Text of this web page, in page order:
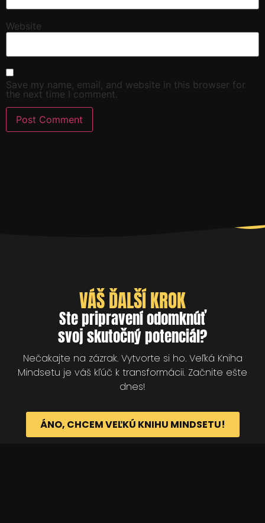
Website
Save my name, email, and website in this browser for
the next time I comment.
VÁŠ ĎALŠÍ KROK
Ste pripravení odomknúť
svoj skutočný potenciál?
Nečakajte na zázrak. Vytvorte si ho. Veľká Kniha
Mindsetu je váš kľúč k transformácii. Začnite ešte
dnes!
ÁNO, CHCEM VEĽKÚ KNIHU MINDSETU!